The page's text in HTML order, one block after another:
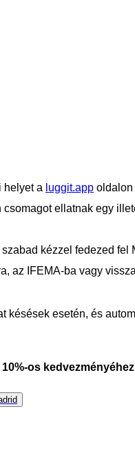
helyet a luggit.app oldalon
ellatnak egy
kézzel fedezed fel
az IFEMA-ba vagy
késések esetén, és
10%-os kedvezményéhez